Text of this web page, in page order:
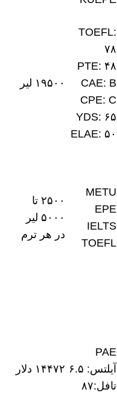
TOEFL:
۷۸
PTE: ۴۸
CAE: B
CPE: C
YDS: ۶۵
ELAE: ۵۰
۱۹۵۰۰ لیر
METU
EPE
IELTS
TOEFL
۲۵۰۰ تا
۵۰۰۰ لیر
در هر ترم
PAE
آیلتس: ۶.۵
تافل:۸۷
۱۴۴۷۲ دلار